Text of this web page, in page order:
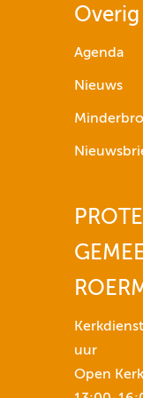
g
j
l
t
e
n
m
h
e
Overig
Agenda
Nieuws
uur
Open